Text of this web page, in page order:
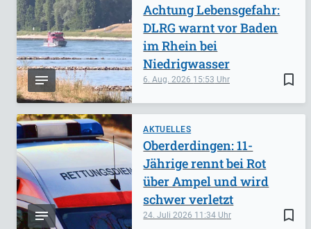
bookmark_border
6. Aug. 2026 15:53
Achtung Lebensgefahr:
DLRG warnt vor Baden
im Rhein bei
Niedrigwasser
AKTUELLES
bookmark_border
24. Juli 2026 11:34
Oberderdingen: 11-
Jährige rennt bei Rot
über Ampel und wird
schwer verletzt